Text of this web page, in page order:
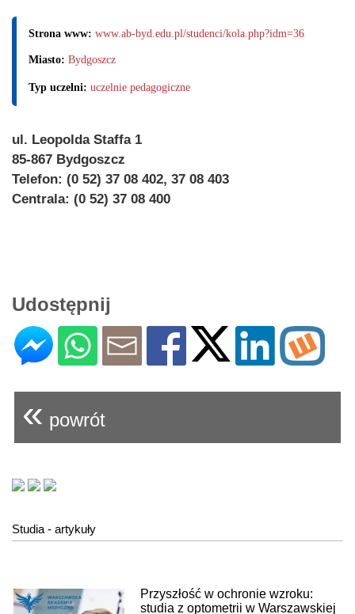
Strona www: www.ab-byd.edu.pl/studenci/kola.php?idm=36
Miasto: Bydgoszcz
Typ uczelni: uczelnie pedagogiczne
ul. Leopolda Staffa 1
85-867 Bydgoszcz
Telefon: (0 52) 37 08 402, 37 08 403
Centrala: (0 52) 37 08 400
Udostępnij
« powrót
Studia - artykuły
Przyszłość w ochronie wzroku:
studia z optometrii w Warszawskiej